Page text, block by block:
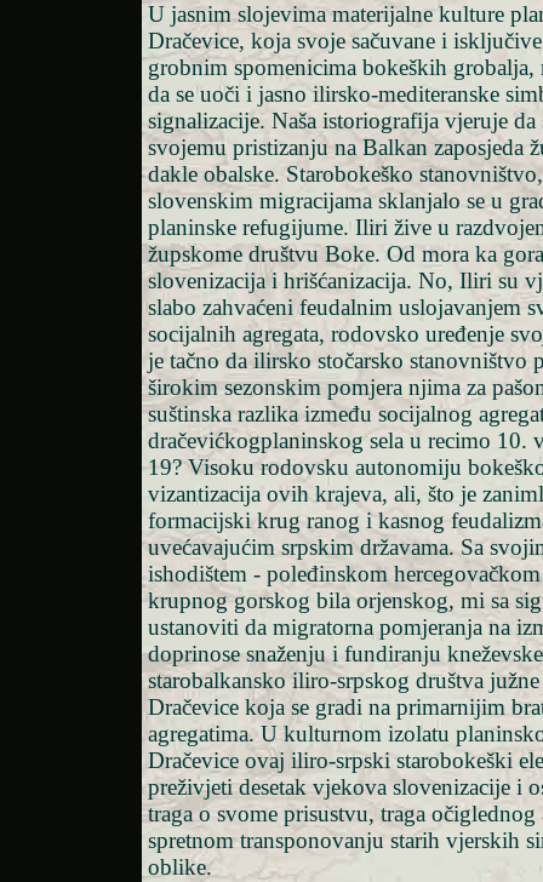
U jasnim slojevima materijalne kulture
Dračevice, koja svoje sačuvane i
grobnim spomenicima bokeških grobalja,
da se uoči i jasno ilirsko-mediteranske
signalizacije. Naša istoriografija vjeruje
svojemu pristizanju na Balkan zaposjeda
dakle obalske. Starobokeško
slovenskim migracijama sklanjalo se u
planinske refugijume. Iliri žive u
župskome društvu Boke. Od mora ka
slovenizacija i hrišćanizacija. No, Iliri su
slabo zahvaćeni feudalnim uslojavanjem
socijalnih agregata, rodovsko uređenje
je tačno da ilirsko stočarsko stanovništvo
širokim sezonskim pomjera njima za
suštinska razlika između socijalnog
dračevićkogplaninskog sela u recimo 10.
19? Visoku rodovsku autonomiju
vizantizacija ovih krajeva, ali, što je
formacijski krug ranog i kasnog
uvećavajućim srpskim državama. Sa
ishodištem - poleđinskom
krupnog gorskog bila orjenskog, mi sa
ustanoviti da migratorna pomjeranja na
doprinose snaženju i fundiranju
starobalkansko iliro-srpskog društva
Dračevice koja se gradi na primarnijim
agregatima. U kulturnom izolatu
Dračevice ovaj iliro-srpski starobokeški
preživjeti desetak vjekova slovenizacije i
traga o svome prisustvu, traga
spretnom transponovanju starih vjerskih
oblike.